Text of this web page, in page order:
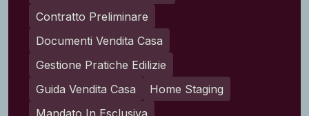
Contratto Preliminare
Documenti Vendita Casa
Gestione Pratiche Edilizie
Guida Vendita Casa
Home Staging
Mandato In Esclusiva